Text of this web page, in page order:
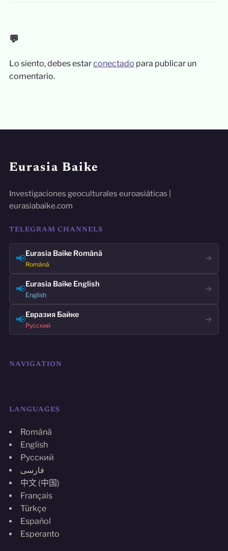
💬
Lo siento, debes estarconectado para publicar un
comentario.
Eurasia Baike
Investigaciones geoculturales euroasiáticas |
eurasiabaike.com
TELEGRAM CHANNELS
📢Eurasia Baike Română
Română
→
📢Eurasia Baike English
English
→
📢Евразия Байке
Русский
→
NAVIGATION
LANGUAGES
Română
English
Русский
فارسی
中文 (中国)
Français
Türkçe
Español
Esperanto